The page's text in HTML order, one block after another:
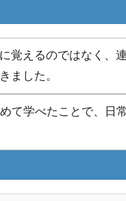
覚えるのではなく、
ました。
て学べたことで、日